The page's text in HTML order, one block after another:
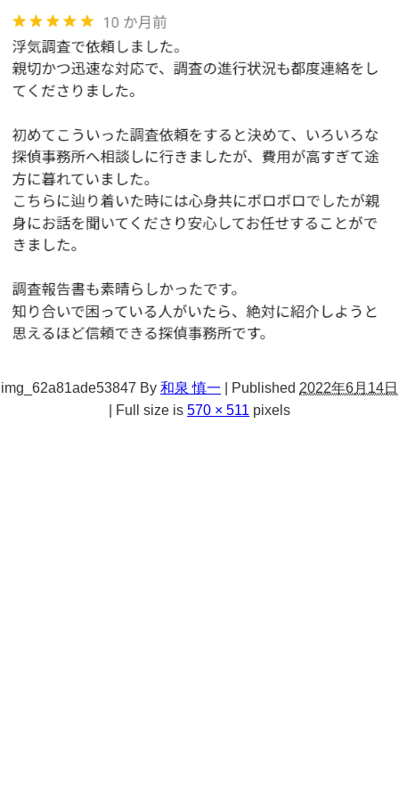
img_62a81ade53847 By 和泉 慎一 Published 2022年6月14日
Full size is 570 × 511 pixels